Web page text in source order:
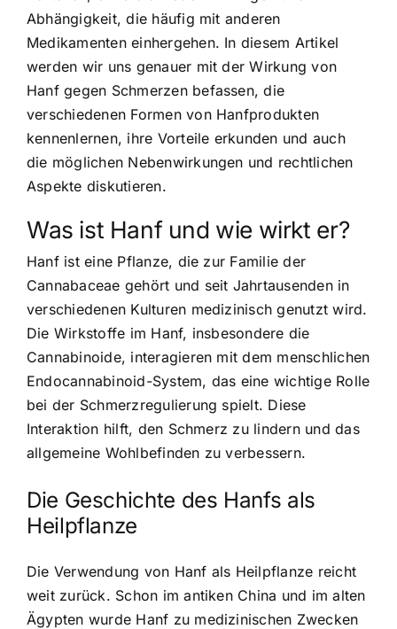
Abhängigkeit, die häufig mit anderen
Medikamenten einhergehen. In diesem Artikel
werden wir uns genauer mit der Wirkung von
Hanf gegen Schmerzen befassen, die
verschiedenen Formen von Hanfprodukten
kennenlernen, ihre Vorteile erkunden und auch
die möglichen Nebenwirkungen und rechtlichen
Aspekte diskutieren.
Was ist Hanf und wie wirkt er?
Hanf ist eine Pflanze, die zur Familie der
Cannabaceae gehört und seit Jahrtausenden in
verschiedenen Kulturen medizinisch genutzt wird.
Die Wirkstoffe im Hanf, insbesondere die
Cannabinoide, interagieren mit dem menschlichen
Endocannabinoid-System, das eine wichtige Rolle
bei der Schmerzregulierung spielt. Diese
Interaktion hilft, den Schmerz zu lindern und das
allgemeine Wohlbefinden zu verbessern.
Die Geschichte des Hanfs als
Heilpflanze
Die Verwendung von Hanf als Heilpflanze reicht
weit zurück. Schon im antiken China und im alten
Ägypten wurde Hanf zu medizinischen Zwecken